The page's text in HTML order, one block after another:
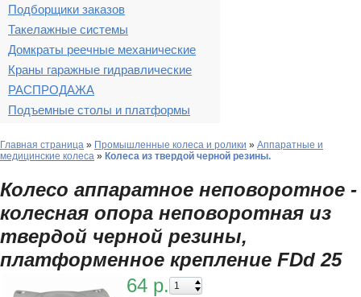
Подборщики заказов
Такелажные системы
Домкраты реечные механические
Краны гаражные гидравлические
РАСПРОДАЖА
Подъемные столы и платформы
Главная страница » Промышленные колеса и ролики » Аппаратные и
медицинские колеса » Колеса из твердой черной резины.
Колесо аппаратное неповоротное -
колесная опора неповоротная из
твердой черной резины,
платформенное крепление FDd 25
64 р.